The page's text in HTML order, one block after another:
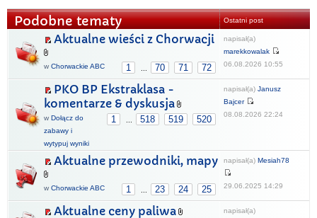
Podobne tematy Ostatni post
Aktualne wieści z Chorwacji
1 ... 70 71 72
w Chorwackie ABC
napisał(a)
marekkowalak
06.08.2026 10:55
PKO BP Ekstraklasa -
komentarze & dyskusja
1 ... 518 519 520
w Dołącz do
zabawy i
wytypuj wyniki
napisał(a) Janusz
Bajcer
08.08.2026 22:24
Aktualne przewodniki, mapy
1 ... 23 24 25
w Chorwackie ABC
napisał(a) Mesiah78
29.06.2025 14:29
Aktualne ceny paliwa
napisał(a)